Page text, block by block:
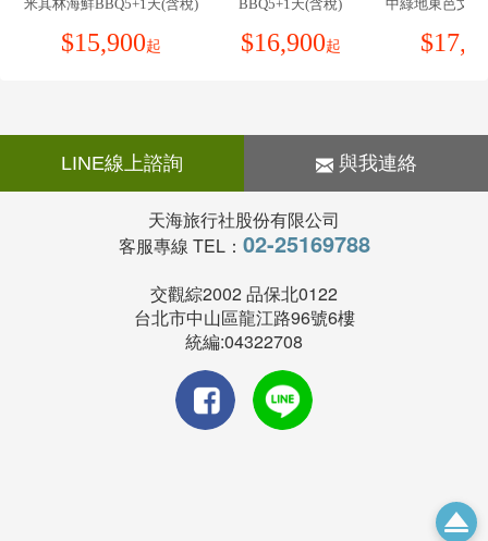
Office in Thailand 位於曼谷市商業中心，South Sathorn
路與Narathiwa路交叉口之Empire Tower大樓第20樓，倘
搭乘曼谷捷運(BTS)來處時，可在Chongnonsi站下車，
6700200)，傳真號碼為(66-2)6700220 (在曼谷地區請撥
02-6700220)，電子郵件信箱為tecocomu@ji-net.com。
另本處為服務國人，備有緊急行動電話二具：
A.(66-1)6664006 (一般緊急事項，廿四小時開機)
6664006及01-6664008)
電源規格：220伏特、50Hz、雙孔圓形與三孔扁型插座
【旅客入境泰國通關須知】
泰國觀光局台北辦事處礙於最近消費者赴泰旅遊，因不
了解入境的相關規定，攜帶煙酒超出免稅範圍而誤觸法
毒品危害防制條例所列毒品(如海洛因、嗎啡、鴉片、古
友，並應特別注意安全。
15.行走雪地及陡峭之路請謹慎小心。
各種場所的注意事項。
18.藥物：胃腸藥、感冒藥、暈車藥、私人習慣性藥物。
(B)外幣總值:不超過美金10,000 元(旅行支票,匯票不
若違反規定除水果被沒收外將處3萬至5萬元罰款。
20. 泰國海關規定旅客入境時每人可攜帶香煙200支.酒1
公升.外幣等值5000美金.如超過需辦理申報海關.經查獲
未申報者重罰.(例.每包罰金泰珠300以上等等).也會延誤
米其林海鮮BBQ5+1天(含稅)
$15,900起
BBQ5+1天(含稅)
$16,900起
中綠地東芭文
食放題6天5
$
LINE線上諮詢 與我連絡
天海旅行社股份有限公司
客服專線 TEL： 02-25169788
交觀綜2002 品保北0122
台北市中山區龍江路96號6樓
統編:04322708